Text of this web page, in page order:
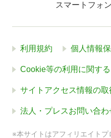
スマートフォ
利用規約 個人情報
Cookie等の利用に関す
サイトアクセス情報の取
法人・プレスお問い合わ
※本サイトはアフィリエイト